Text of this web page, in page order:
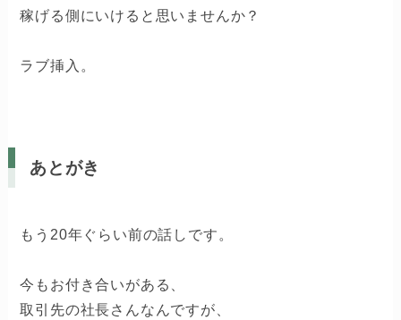
稼げる側にいけると思いませんか？
ラブ挿入。
あとがき
もう20年ぐらい前の話しです。
今もお付き合いがある、
取引先の社長さんなんですが、